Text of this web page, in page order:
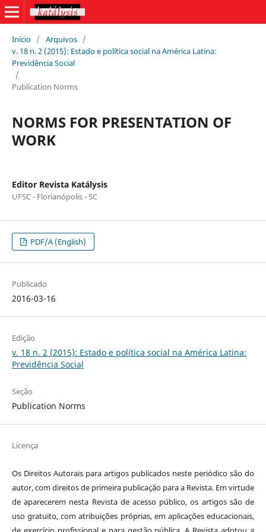
Início / Arquivos /
v. 18 n. 2 (2015): Estado e política social na América Latina:
Previdência Social
/
Publication Norms
NORMS FOR PRESENTATION OF
WORK
Editor Revista Katálysis
UFSC - Florianópolis - SC
PDF/A (English)
Publicado
2016-03-16
Edição
v. 18 n. 2 (2015): Estado e política social na América Latina:
Previdência Social
Seção
Publication Norms
Licença
Os Direitos Autorais para artigos publicados neste periódico são do
autor, com direitos de primeira publicação para a Revista. Em virtude
de aparecerem nesta Revista de acesso público, os artigos são de
uso gratuito, com atribuições próprias, em aplicações educacionais,